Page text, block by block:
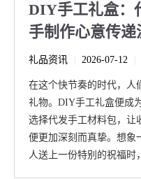
DIY手工礼盒：
手制作心意传递
礼品资讯 2026-07-12
在这个快节奏的时代，人
礼物。DIY手工礼盒便成
选择代发手工材料包，让
便更加深刻而真挚。想象
人送上一份特别的祝福时